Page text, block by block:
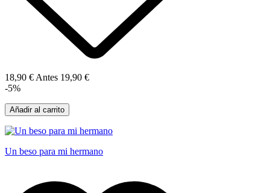
18,90 €Antes 19,90 €
-5%
Añadir al carrito
Un beso para mi hermano